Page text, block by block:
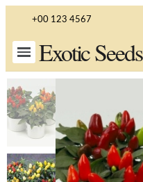
+00 123 4567
Exotic Seeds